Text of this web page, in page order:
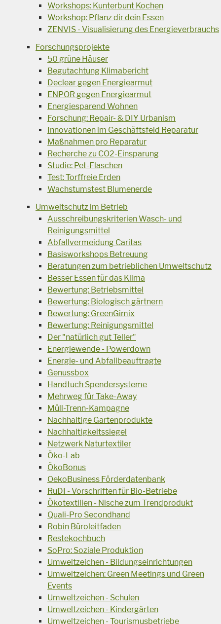
Workshops: Kunterbunt Kochen
Workshop: Pflanz dir dein Essen
ZENVIS - Visualisierung des Energieverbrauchs
Forschungsprojekte
50 grüne Häuser
Begutachtung Klimabericht
Declear gegen Energiearmut
ENPOR gegen Energiearmut
Energiesparend Wohnen
Forschung: Repair- & DIY Urbanism
Innovationen im Geschäftsfeld Reparatur
Maßnahmen pro Reparatur
Recherche zu CO2-Einsparung
Studie: Pet-Flaschen
Test: Torffreie Erden
Wachstumstest Blumenerde
Umweltschutz im Betrieb
Ausschreibungskriterien Wasch- und
Reinigungsmittel
Abfallvermeidung Caritas
Basisworkshops Betreuung
Beratungen zum betrieblichen Umweltschutz
Besser Essen für das Klima
Bewertung: Betriebsmittel
Bewertung: Biologisch gärtnern
Bewertung: GreenGimix
Bewertung: Reinigungsmittel
Der "natürlich gut Teller"
Energiewende - Powerdown
Energie- und Abfallbeauftragte
Genussbox
Handtuch Spendersysteme
Mehrweg für Take-Away
Müll-Trenn-Kampagne
Nachhaltige Gartenprodukte
Nachhaltigkeitssiegel
Netzwerk Naturtextiler
Öko-Lab
ÖkoBonus
OekoBusiness Förderdatenbank
RuDI - Vorschriften für Bio-Betriebe
Ökotextilien - Nische zum Trendprodukt
Quali-Pro Secondhand
Robin Büroleitfaden
Restekochbuch
SoPro: Soziale Produktion
Umweltzeichen - Bildungseinrichtungen
Umweltzeichen: Green Meetings und Green
Events
Umweltzeichen - Schulen
Umweltzeichen - Kindergärten
Umweltzeichen - Tourismusbetriebe